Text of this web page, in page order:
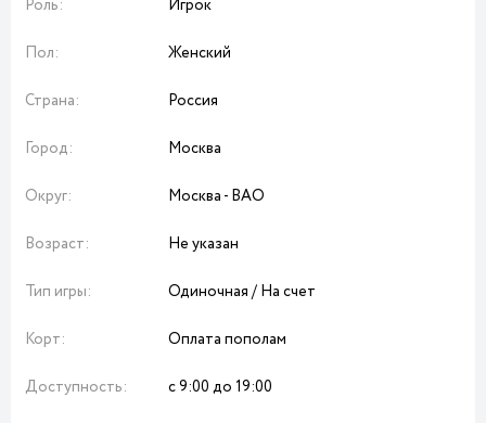
Роль: Игрок
Пол: Женский
Страна: Россия
Город: Москва
Округ: Москва - ВАО
Возраст: Не указан
Тип игры: Одиночная / На счет
Корт: Оплата пополам
Доступность: с 9:00 до 19:00